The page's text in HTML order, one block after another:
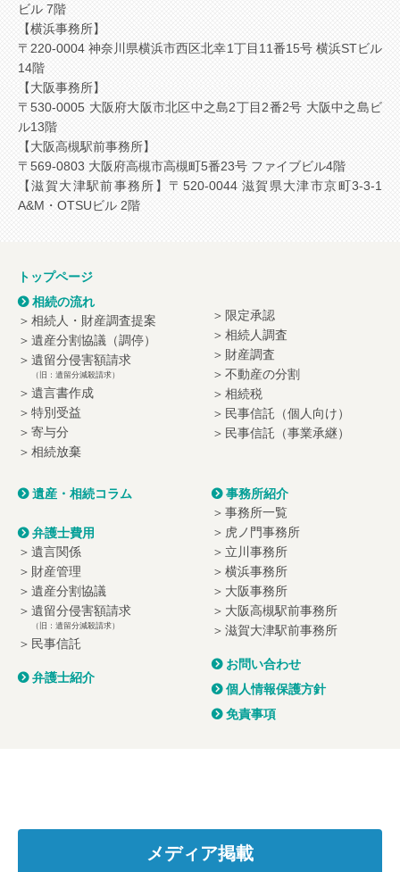
ビル 7階
【横浜事務所】
〒220-0004 神奈川県横浜市西区北幸1丁目11番15号 横浜STビル
14階
【大阪事務所】
〒530-0005 大阪府大阪市北区中之島2丁目2番2号 大阪中之島ビ
ル13階
【大阪高槻駅前事務所】
〒569-0803 大阪府高槻市高槻町5番23号 ファイブビル4階
【滋賀大津駅前事務所】 〒520-0044 滋賀県大津市京町3-3-1
A&M・OTSUビル 2階
トップページ
相続の流れ
相続人・財産調査提案
遺産分割協議（調停）
遺留分侵害額請求
（旧：遺留分減殺請求）
遺言書作成
特別受益
寄与分
相続放棄
限定承認
相続人調査
財産調査
不動産の分割
相続税
民事信託（個人向け）
民事信託（事業承継）
遺産・相続コラム
弁護士費用
遺言関係
財産管理
遺産分割協議
遺留分侵害額請求
（旧：遺留分減殺請求）
民事信託
弁護士紹介
事務所紹介
事務所一覧
虎ノ門事務所
立川事務所
横浜事務所
大阪事務所
大阪高槻駅前事務所
滋賀大津駅前事務所
お問い合わせ
個人情報保護方針
免責事項
メディア掲載